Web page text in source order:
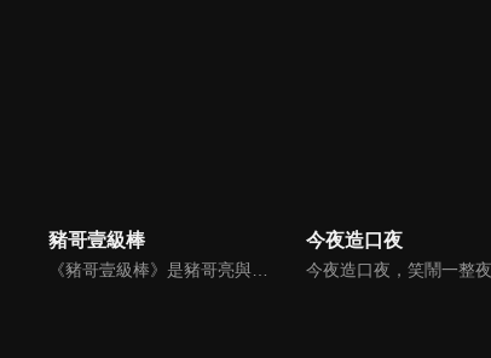
豬哥壹級棒
《豬哥壹級棒》是豬哥亮與苗可麗主持的大型綜藝節目，看秀場天王豬哥亮獨特的豬式詼諧，增添了真性情、真感動，來賓分享自身感人故事，節目笑中帶淚猶如一場真情三溫暖。
今夜造口夜